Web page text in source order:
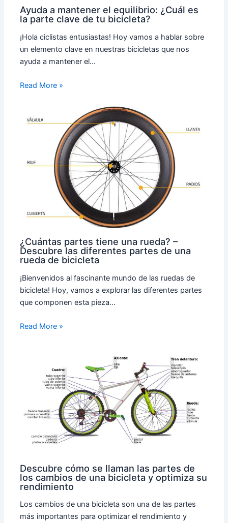
Ayuda a mantener el equilibrio: ¿Cuál es
la parte clave de tu bicicleta?
¡Hola ciclistas entusiastas! Hoy vamos a hablar sobre
un elemento clave en nuestras bicicletas que nos
ayuda a mantener el…
Read More »
¿Cuántas partes tiene una rueda? –
Descubre las diferentes partes de una
rueda de bicicleta
¡Bienvenidos al fascinante mundo de las ruedas de
bicicleta! Hoy, vamos a explorar las diferentes partes
que componen esta pieza…
Read More »
Descubre cómo se llaman las partes de
los cambios de una bicicleta y optimiza su
rendimiento
Los cambios de una bicicleta son una de las partes
más importantes para optimizar el rendimiento y